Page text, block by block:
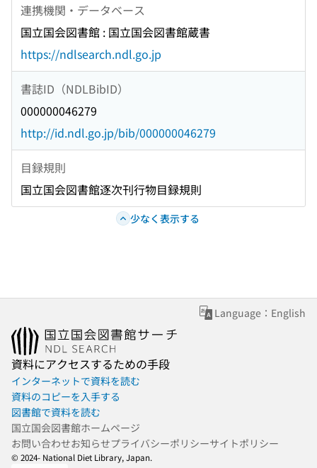
連携機関・データベース
国立国会図書館 : 国立国会図書館蔵書
https://ndlsearch.ndl.go.jp
書誌ID（NDLBibID）
000000046279
http://id.ndl.go.jp/bib/000000046279
目録規則
国立国会図書館逐次刊行物目録規則
少なく表示する
Language：English
資料にアクセスするための手段
インターネットで資料を読む
資料のコピーを入手する
図書館で資料を読む
国立国会図書館ホームページ
お問い合わせお知らせプライバシーポリシーサイトポリシー
© 2024- National Diet Library, Japan.